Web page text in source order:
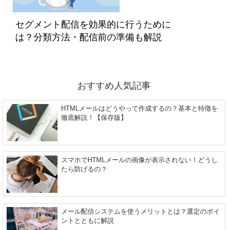
セグメント配信を効果的に行うために
は？分類方法・配信前の準備も解説
おすすめ人気記事
HTMLメールはどうやって作成するの？基本と特徴を
徹底解説！【保存版】
スマホでHTMLメールの画像が表示されない！どうし
たら防げるの？
メール配信システムを使うメリットとは？選定のポイ
ントとともに解説